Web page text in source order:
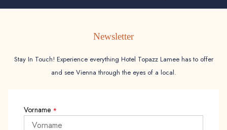
Newsletter
Stay In Touch! Experience everything Hotel Topazz Lamee has to offer
and see Vienna through the eyes of a local.